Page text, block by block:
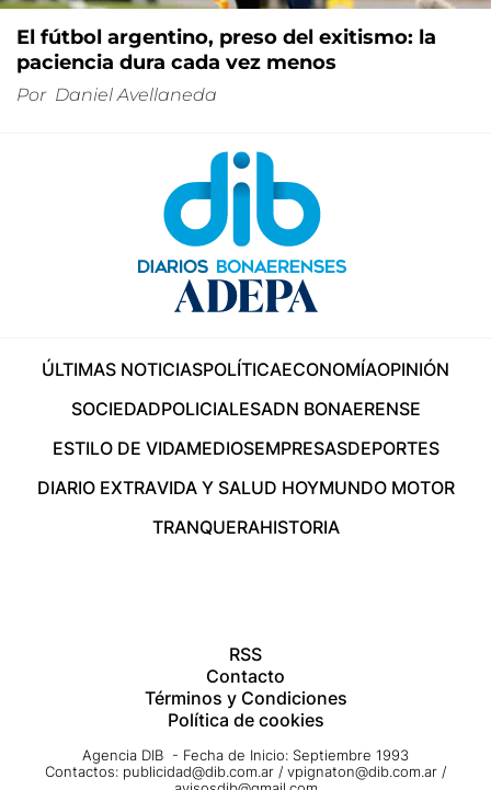
El fútbol argentino, preso del exitismo: la
paciencia dura cada vez menos
Por Daniel Avellaneda
ÚLTIMAS NOTICIASPOLÍTICAECONOMÍAOPINIÓN
SOCIEDADPOLICIALESADN BONAERENSE
ESTILO DE VIDAMEDIOSEMPRESASDEPORTES
DIARIO EXTRAVIDA Y SALUD HOYMUNDO MOTOR
TRANQUERAHISTORIA
RSS
Contacto
Términos y Condiciones
Política de cookies
Agencia DIB - Fecha de Inicio: Septiembre 1993
Contactos: publicidad@dib.com.ar / vpignaton@dib.com.ar /